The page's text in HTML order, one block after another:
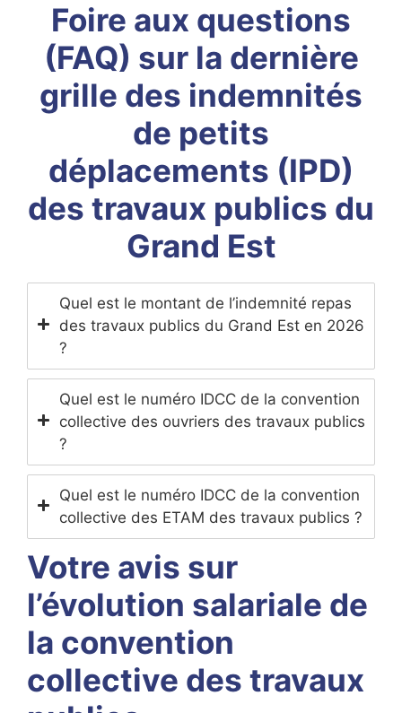
Foire aux questions
(FAQ) sur la dernière
grille des indemnités
de petits
déplacements (IPD)
des travaux publics du
Grand Est
Quel est le montant de l’indemnité repas
des travaux publics du Grand Est en 2026
?
Quel est le numéro IDCC de la convention
collective des ouvriers des travaux publics
?
Quel est le numéro IDCC de la convention
collective des ETAM des travaux publics ?
Votre avis sur
l’évolution salariale de
la convention
collective des travaux